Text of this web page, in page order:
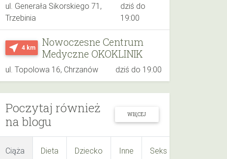
ul. Generała Sikorskiego 71,
Trzebinia
dziś do
19:00
near_me 4 km
Nowoczesne Centrum
Medyczne OKOKLINIK
ul. Topolowa 16, Chrzanów dziś do 19:00
Poczytaj również
na blogu
WIĘCEJ
Ciąża Dieta Dziecko Inne Seks